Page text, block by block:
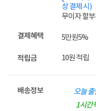
상 결제 시)
무이자 할
결제혜택 5만원5%
적립금 10원 적립
배송정보 오늘 출
1시간